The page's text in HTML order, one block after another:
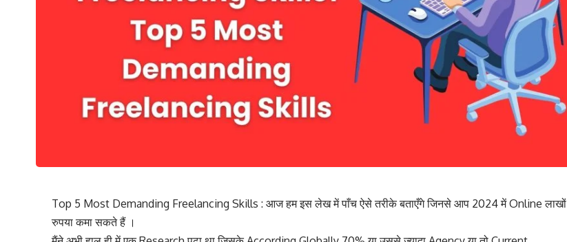
Top 5 Most Demanding Freelancing Skills : आज हम इस लेख में पाँच ऐसे तरीके बताएँगे जिनसे आप 2024 में Online लाखों
रुपया कमा सकते हैं ।